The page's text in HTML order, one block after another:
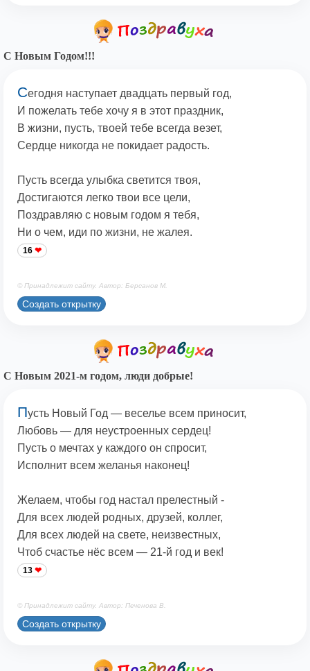
С Новым Годом!!!
Сегодня наступает двадцать первый год,
И пожелать тебе хочу я в этот праздник,
В жизни, пусть, твоей тебе всегда везет,
Сердце никогда не покидает радость.
Пусть всегда улыбка светится твоя,
Достигаются легко твои все цели,
Поздравляю с новым годом я тебя,
Ни о чем, иди по жизни, не жалея.
16
© Принадлежит сайту. Автор: Берсанов М.
Создать открытку
С Новым 2021-м годом, люди добрые!
Пусть Новый Год — веселье всем приносит,
Любовь — для неустроенных сердец!
Пусть о мечтах у каждого он спросит,
Исполнит всем желанья наконец!
Желаем, чтобы год настал прелестный -
Для всех людей родных, друзей, коллег,
Для всех людей на свете, неизвестных,
Чтоб счастье нёс всем — 21-й год и век!
13
© Принадлежит сайту. Автор: Печенова В.
Создать открытку